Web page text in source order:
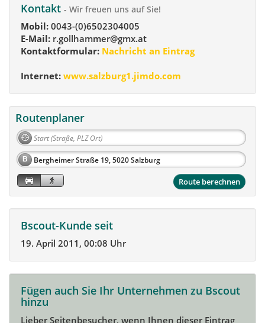
Kontakt - Wir freuen uns auf Sie!
Mobil: 0043-(0)6502304005
E-Mail: r.gollhammer@gmx.at
Kontaktformular: Nachricht an Eintrag
Internet: www.salzburg1.jimdo.com
Routenplaner
B
Route berechnen
Bscout-Kunde seit
19. April 2011, 00:08 Uhr
Fügen auch Sie Ihr Unternehmen zu Bscout
hinzu
Lieber Seitenbesucher, wenn Ihnen dieser Eintrag